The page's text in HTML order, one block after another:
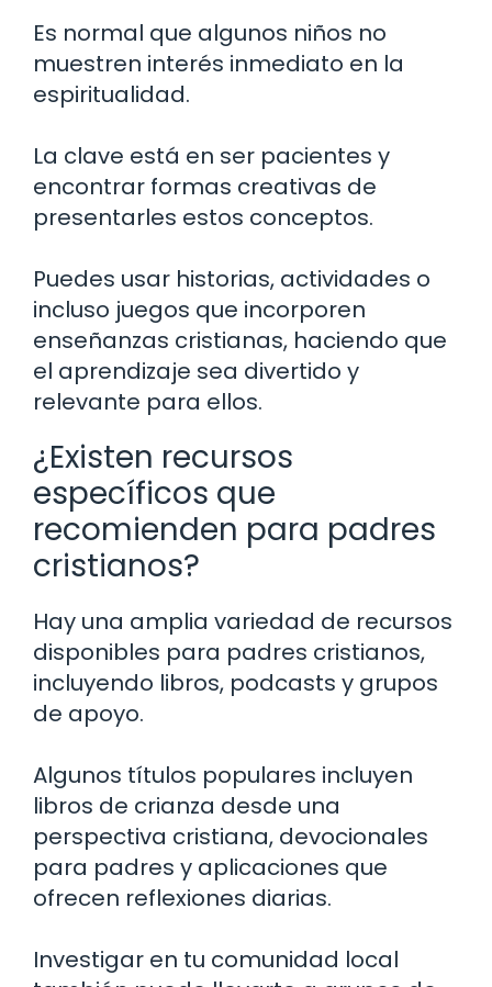
Es normal que algunos niños no
muestren interés inmediato en la
espiritualidad.
La clave está en ser pacientes y
encontrar formas creativas de
presentarles estos conceptos.
Puedes usar historias, actividades o
incluso juegos que incorporen
enseñanzas cristianas, haciendo que
el aprendizaje sea divertido y
relevante para ellos.
¿Existen recursos
específicos que
recomienden para padres
cristianos?
Hay una amplia variedad de recursos
disponibles para padres cristianos,
incluyendo libros, podcasts y grupos
de apoyo.
Algunos títulos populares incluyen
libros de crianza desde una
perspectiva cristiana, devocionales
para padres y aplicaciones que
ofrecen reflexiones diarias.
Investigar en tu comunidad local